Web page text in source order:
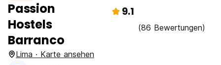
Passion
Hostels
Barranco
9.1
(86 Bewertungen)
Lima · Karte ansehen